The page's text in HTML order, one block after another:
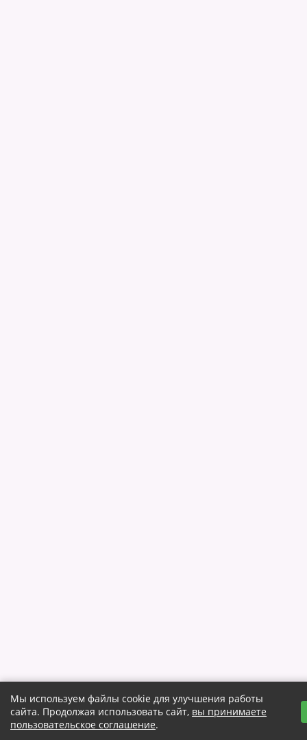
Мы используем файлы cookie для улучшения работы
сайта. Продолжая использовать сайт, вы принимаете
пользовательское соглашение.